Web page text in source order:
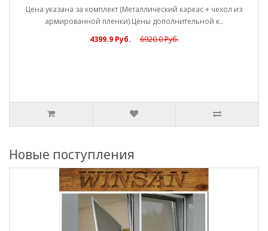
(Металлический каркас + чехол из
дополнительной к..
Новые поступления